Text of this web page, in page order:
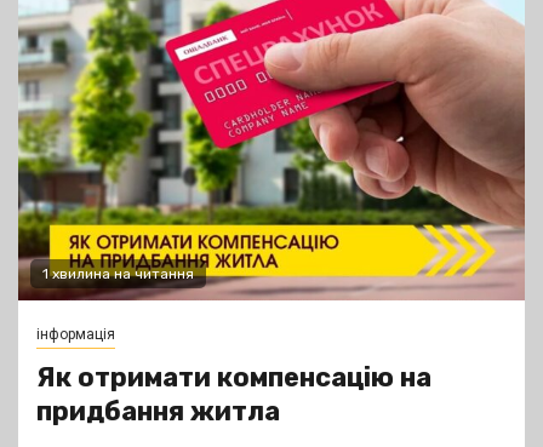
1 хвилина на читання
інформація
Як отримати компенсацію на
придбання житла